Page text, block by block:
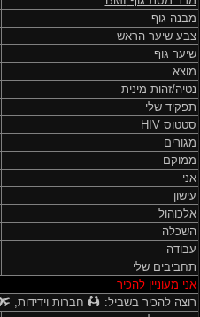
מבנה גוף
צבע שיער הראש
שיער גוף
מוצא
נטיה/זהות מינית
תפקיד שלי
סטטוס HIV
מגורים
ממוקם
אני
עישון
אלכוהול
השכלה
עבודה
תחביבים שלי
אני מעוניין להכיר
רוצה להכיר בשביל:
חברות וידידות,